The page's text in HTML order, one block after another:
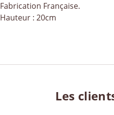
Fabrication Française.
Hauteur : 20cm
Les